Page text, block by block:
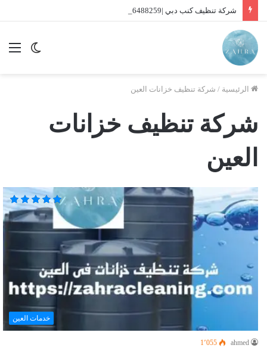
شركة تنظيف كنب دبي |01016488259| للايجار
الوضع
الرئيسية / شركة تنظيف خزانات العين
شركة تنظيف خزانات
العين
خدمات العين
ahmed 1٬055